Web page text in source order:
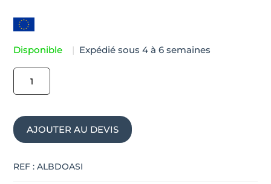
Disponible | Expédié sous 4 à 6 semaines
quantité
Bureau
de
direction
italien
AJOUTER AU DEVIS
REF :ALBDOASI